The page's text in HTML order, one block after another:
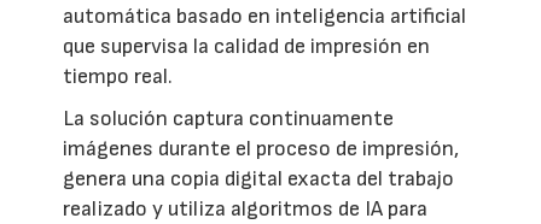
automática basado en inteligencia artificial
que supervisa la calidad de impresión en
tiempo real.
La solución captura continuamente
imágenes durante el proceso de impresión,
genera una copia digital exacta del trabajo
realizado y utiliza algoritmos de IA para